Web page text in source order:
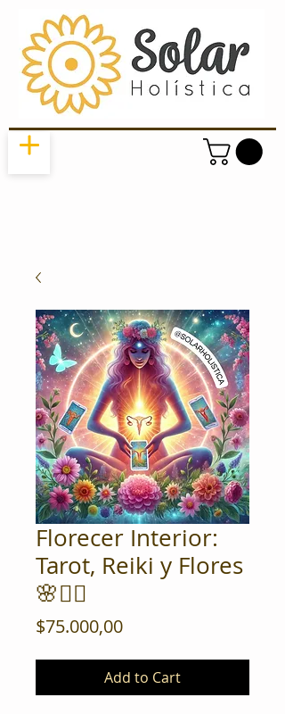
Florecer Interior:
Tarot, Reiki y Flores
🌸💆‍♀️
$75.000,00Price
Add to Cart